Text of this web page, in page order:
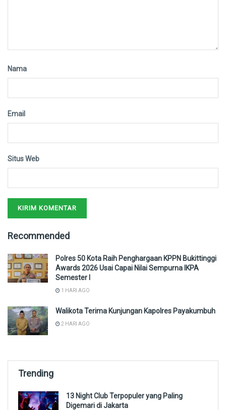
Nama
Email
Situs Web
Recommended
Polres 50 Kota Raih Penghargaan KPPN Bukittinggi
Awards 2026 Usai Capai Nilai Sempurna IKPA
Semester I
1 HARI AGO
Walikota Terima Kunjungan Kapolres Payakumbuh
2 HARI AGO
Trending
13 Night Club Terpopuler yang Paling
Digemari di Jakarta